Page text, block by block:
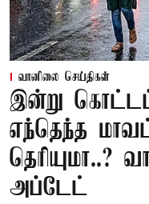
வானிலை செய்திகள்
இன்று
எந்தெந்த
தெரியுமா..?
அப்டேட்